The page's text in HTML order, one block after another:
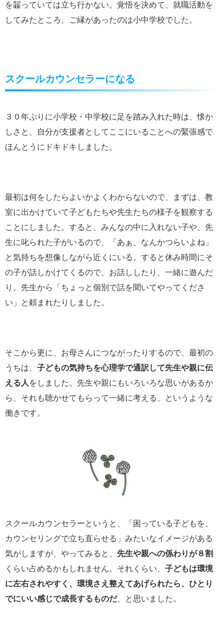
を齧っていては立ち行かない。覚悟を決めて、就職活動を
してみたところ、ご縁があったのは小中学校でした。
スクールカウンセラーになる
３０年ぶりに小学校・中学校に足を踏み入れた時は、懐か
しさと、自分が支援者としてここにいることへの緊張感で
ほんとうにドキドキしました。
最初は何をしたらよいかよくわからないので、まずは、教
室に出かけていて子どもたちや先生たちの様子を観察する
ことにしました。すると、みんなの中に入れない子や、先
生に叱られた子がいるので、「あぁ、なんかつらいよね」
と気持ちを想像しながら近くにいる。すると休み時間にそ
の子が話しかけてくるので、お話ししたり、一緒に遊んだ
り。先生から「ちょっと個別で話を聞いてやってくださ
い」と頼まれたりしました。
そこから更に、お母さんにつながったりするので、最初の
うちは、 子どもの気持ちを心理学で通訳して先生や親に伝
える人 をしました。先生や親にもいろいろな思いがあるか
ら、それも聴かせてもらって一緒に考える、というような
働きです。
スクールカウンセラーというと、「困っている子どもを、
カウンセリングで立ち直らせる」みたいなイメージがある
気がしますが、やってみると、 先生や親への係わりが８割
くらい占めるかもしれません。それくらい、 子どもは環境
に左右されやすく、環境さえ整えてあげられたら、ひとり
でにいい感じで成長するものだ、と思いました。